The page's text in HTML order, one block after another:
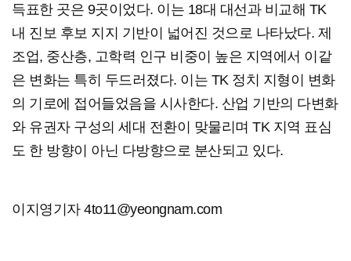
득표한 곳은 9곳이었다. 이는 18대 대선과 비교해 TK
내 진보 후보 지지 기반이 넓어진 것으로 나타났다. 제
조업, 중산층, 고학력 인구 비중이 높은 지역에서 이같
은 변화는 특히 두드러졌다. 이는 TK 정치 지형이 변화
의 기로에 접어들었음을 시사한다. 산업 기반의 다변화
와 유권자 구성의 세대 전환이 맞물리며 TK 지역 표심
도 한 방향이 아닌 다방향으로 분산되고 있다.
이지영기자 4to11@yeongnam.com